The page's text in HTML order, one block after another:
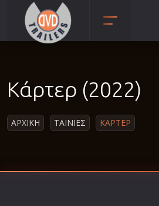
Αισθηματικές
Αστυνομικές
Κάρτερ (2022)
ΑΡΧΙΚΗ ΤΑΙΝΙΕΣ ΚΑΡΤΕΡ